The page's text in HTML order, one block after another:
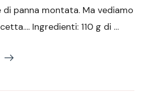
di panna montata. Ma vediamo
Ingredienti: 110 g di …